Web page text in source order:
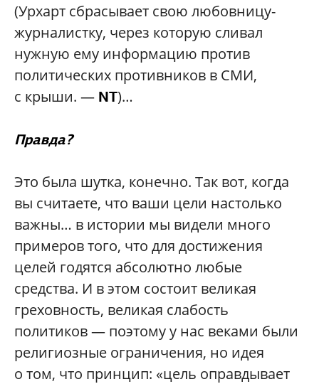
(Урхарт сбрасывает свою любовницу-
журналистку, через которую сливал
нужную ему информацию против
политических противников в СМИ,
с крыши. — NT)…
Правда?
Это была шутка, конечно. Так вот, когда
вы считаете, что ваши цели настолько
важны… в истории мы видели много
примеров того, что для достижения
целей годятся абсолютно любые
средства. И в этом состоит великая
греховность, великая слабость
политиков — поэтому у нас веками были
религиозные ограничения, но идея
о том, что принцип: «цель оправдывает